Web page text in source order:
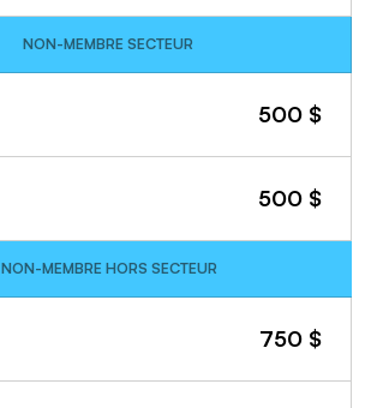
NON-MEMBRE SECTEUR
500$
500$
NON-MEMBRE HORS SECTEUR
750$